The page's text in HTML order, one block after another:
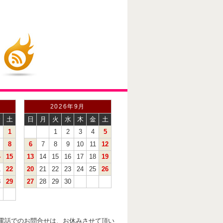
土
1
8
15
22
29
2026年9月
日 月 火 水 木 金
土
1
2 3 4
5
6
7 8 9 10 11
12
13
14 15 16 17 18
19
20
21 22 23 24 25
26
27
28 29 30
でのお問合せは、お休みさせて頂い